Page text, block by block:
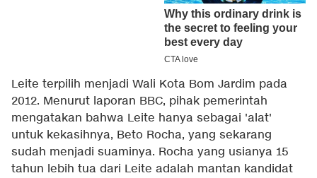
Leite terpilih menjadi Wali Kota Bom Jardim pada
2012. Menurut laporan BBC, pihak pemerintah
mengatakan bahwa Leite hanya sebagai 'alat'
untuk kekasihnya, Beto Rocha, yang sekarang
sudah menjadi suaminya. Rocha yang usianya 15
tahun lebih tua dari Leite adalah mantan kandidat